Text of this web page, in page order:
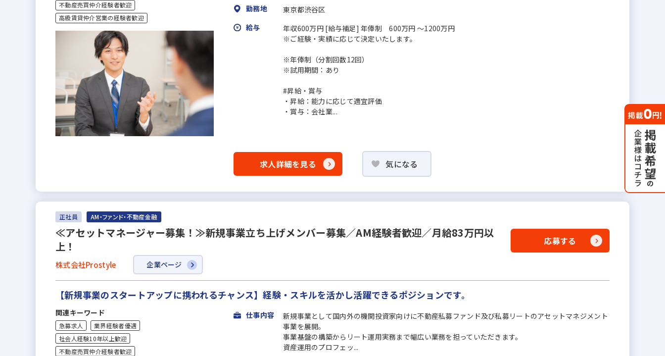
不動産売買仲介経験者歓迎
高級賃貸仲介営業の経験者歓迎
勤務地
東京都渋谷区
給与
年収600万円 [給与補足] 年俸制 600万円 〜1200万円
※ご経験・実績に応じて決定いたします。
※年俸制（分割回数12回）
※試用期間：あり
#昇給・賞与
・昇給：能力に応じて適宜評価
・賞与：会社業...
求人詳細を見る 気になる
正社員 AM・ファンド・不動産金融
≪アセットマネージャー募集！≫新規事業立ち上げメンバー募集／AM経験者歓迎／月給83万円以
上！
応募する
株式会社Prostyle 企業ページ
【新規事業のスタートアップに携われるチャンス】経験・スキルを活かし活躍できるポジションです。
関連キーワード
急募求人
業界経験者優遇
社会人経験10年以上歓迎
不動産売買仲介経験者歓迎
仕事内容
新規事業として国内外の機関投資家向けに不動産私募ファンド及び私募リートのアセットマネジメント
事業を展開。
事業基盤の構築からリート運用実務まで幅広い業務を担っていただきます。
資産運用のプロフェッ...